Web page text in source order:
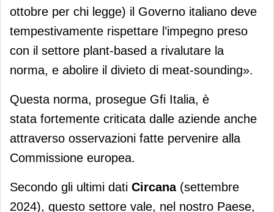
ottobre per chi legge) il Governo italiano deve
tempestivamente rispettare l’impegno preso
con il settore plant-based a rivalutare la
norma, e abolire il divieto di meat-sounding».
Questa norma, prosegue Gfi Italia, è
stata fortemente criticata dalle aziende anche
attraverso osservazioni fatte pervenire alla
Commissione europea.
Secondo gli ultimi dati Circana(settembre
2024), questo settore vale, nel nostro Paese,